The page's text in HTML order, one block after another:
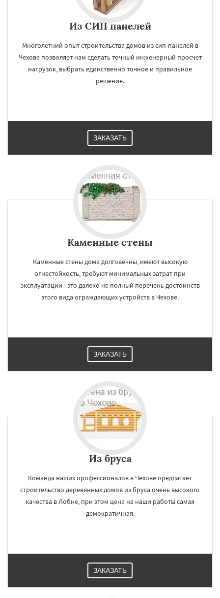
Из СИП панелей
Многолетний опыт строительства домов из сип-панелей в
Чехове позволяет нам сделать точный инженерный просчет
нагрузок, выбрать единственно точное и правильное
решение.
ЗАКАЗАТЬ
Каменные стены
Каменные стены дома долговечны, имеют высокую
огнестойкость, требуют минимальных затрат при
эксплуатации - это далеко не полный перечень достоинств
этого вида ограждающих устройств в Чехове.
ЗАКАЗАТЬ
Из бруса
Команда наших профессионалов в Чехове предлагает
строительство деревянных домов из бруса очень высокого
качества в Лобне, при этом цена на наши работы самая
демократичная.
ЗАКАЗАТЬ